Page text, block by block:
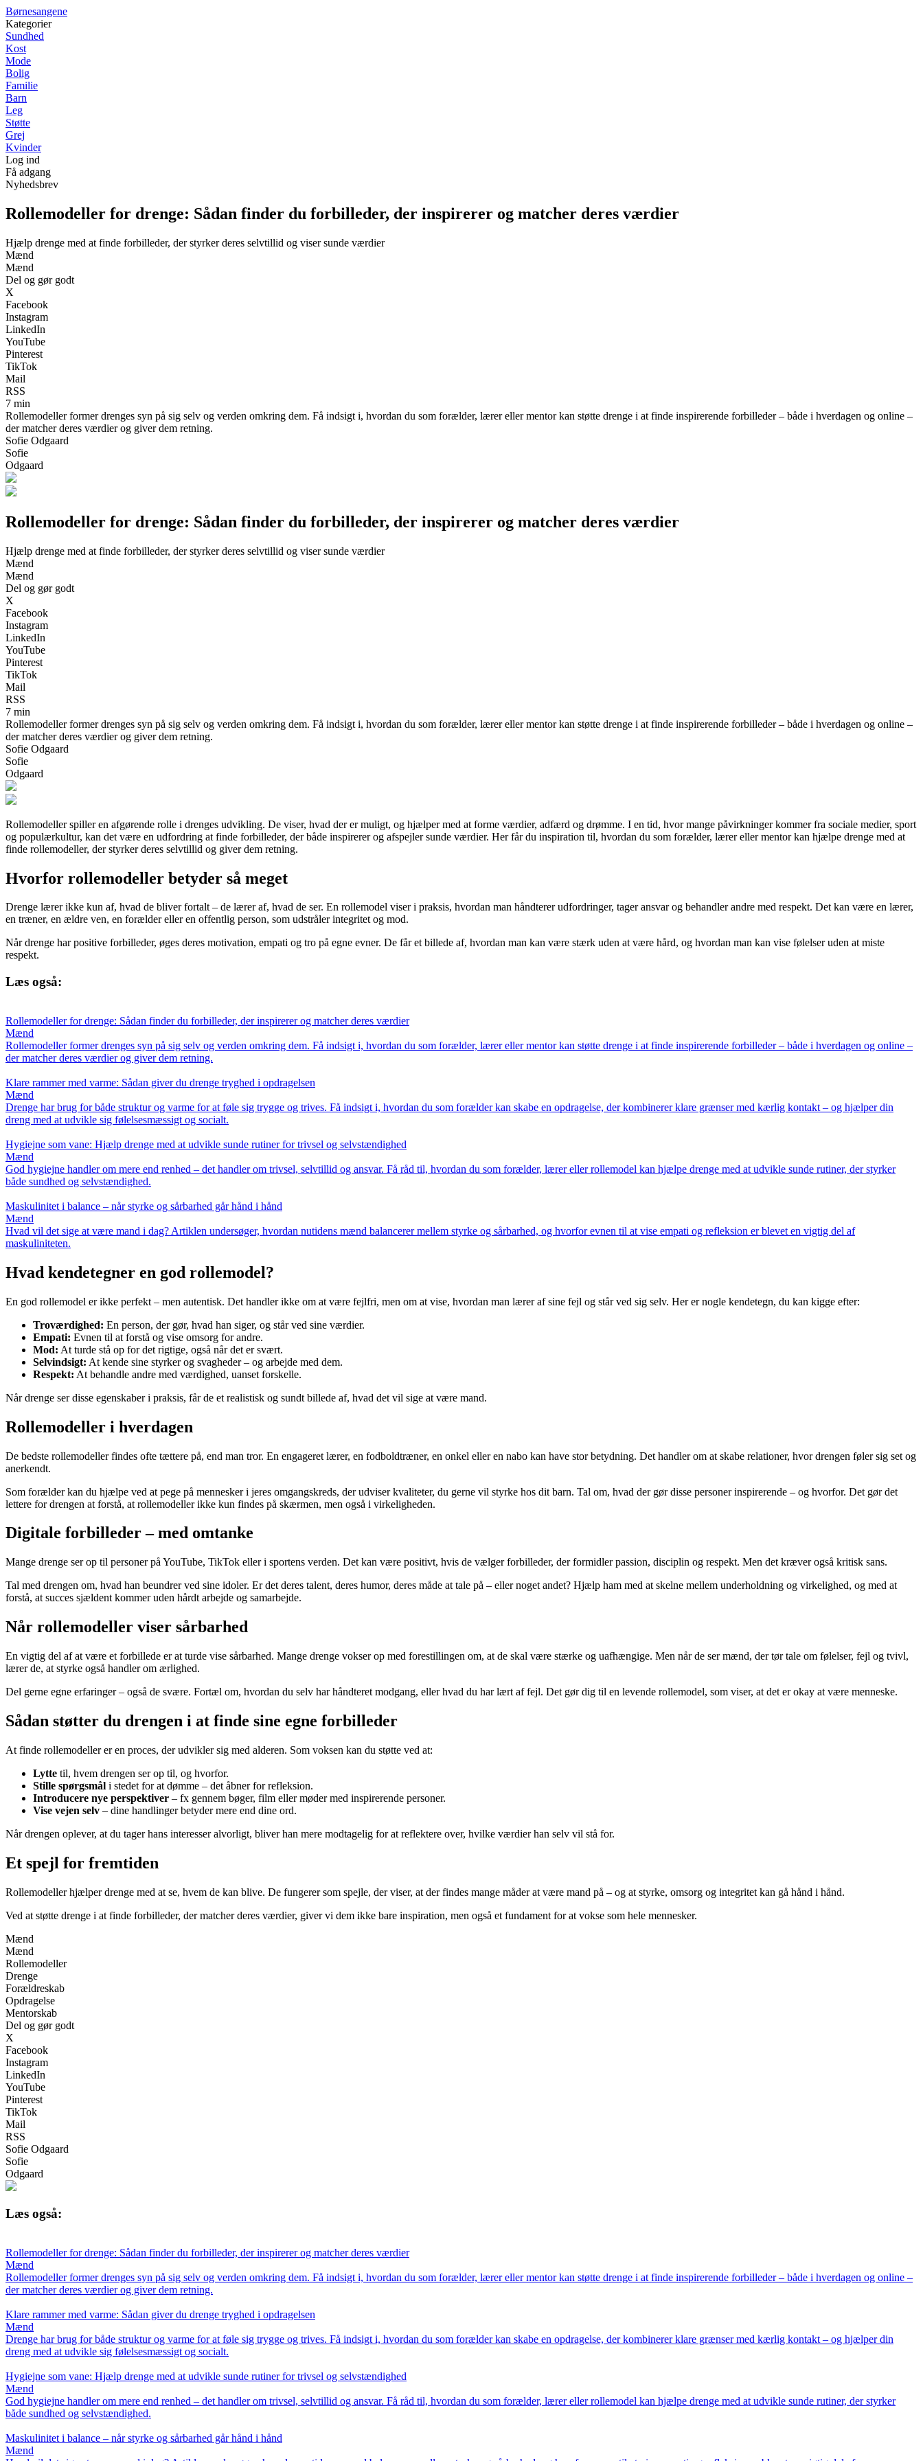
Børnesangene
Kategorier
Sundhed
Kost
Mode
Bolig
Familie
Barn
Leg
Støtte
Grej
Kvinder
Log ind
Få adgang
Nyhedsbrev
Rollemodeller for drenge: Sådan finder du forbilleder, der inspirerer og matcher deres værdier
Hjælp drenge med at finde forbilleder, der styrker deres selvtillid og viser sunde værdier
Mænd
Mænd
Del og gør godt
X
Facebook
Instagram
LinkedIn
YouTube
Pinterest
TikTok
Mail
RSS
7 min
Rollemodeller former drenges syn på sig selv og verden omkring dem. Få indsigt i, hvordan du som forælder, lærer eller mentor kan støtte drenge i at finde inspirerende forbilleder – både i hverdagen og online –
der matcher deres værdier og giver dem retning.
Sofie Odgaard
Sofie
Odgaard
Rollemodeller for drenge: Sådan finder du forbilleder, der inspirerer og matcher deres værdier
Hjælp drenge med at finde forbilleder, der styrker deres selvtillid og viser sunde værdier
Mænd
Mænd
Del og gør godt
X
Facebook
Instagram
LinkedIn
YouTube
Pinterest
TikTok
Mail
RSS
7 min
Rollemodeller former drenges syn på sig selv og verden omkring dem. Få indsigt i, hvordan du som forælder, lærer eller mentor kan støtte drenge i at finde inspirerende forbilleder – både i hverdagen og online –
der matcher deres værdier og giver dem retning.
Sofie Odgaard
Sofie
Odgaard
Rollemodeller spiller en afgørende rolle i drenges udvikling. De viser, hvad der er muligt, og hjælper med at forme værdier, adfærd og drømme. I en tid, hvor mange påvirkninger kommer fra sociale medier, sport
og populærkultur, kan det være en udfordring at finde forbilleder, der både inspirerer og afspejler sunde værdier. Her får du inspiration til, hvordan du som forælder, lærer eller mentor kan hjælpe drenge med at
finde rollemodeller, der styrker deres selvtillid og giver dem retning.
Hvorfor rollemodeller betyder så meget
Drenge lærer ikke kun af, hvad de bliver fortalt – de lærer af, hvad de ser. En rollemodel viser i praksis, hvordan man håndterer udfordringer, tager ansvar og behandler andre med respekt. Det kan være en lærer,
en træner, en ældre ven, en forælder eller en offentlig person, som udstråler integritet og mod.
Når drenge har positive forbilleder, øges deres motivation, empati og tro på egne evner. De får et billede af, hvordan man kan være stærk uden at være hård, og hvordan man kan vise følelser uden at miste
respekt.
Læs også:
Rollemodeller for drenge: Sådan finder du forbilleder, der inspirerer og matcher deres værdier
Mænd
Rollemodeller former drenges syn på sig selv og verden omkring dem. Få indsigt i, hvordan du som forælder, lærer eller mentor kan støtte drenge i at finde inspirerende forbilleder – både i hverdagen og online –
der matcher deres værdier og giver dem retning.
Klare rammer med varme: Sådan giver du drenge tryghed i opdragelsen
Mænd
Drenge har brug for både struktur og varme for at føle sig trygge og trives. Få indsigt i, hvordan du som forælder kan skabe en opdragelse, der kombinerer klare grænser med kærlig kontakt – og hjælper din
dreng med at udvikle sig følelsesmæssigt og socialt.
Hygiejne som vane: Hjælp drenge med at udvikle sunde rutiner for trivsel og selvstændighed
Mænd
God hygiejne handler om mere end renhed – det handler om trivsel, selvtillid og ansvar. Få råd til, hvordan du som forælder, lærer eller rollemodel kan hjælpe drenge med at udvikle sunde rutiner, der styrker
både sundhed og selvstændighed.
Maskulinitet i balance – når styrke og sårbarhed går hånd i hånd
Mænd
Hvad vil det sige at være mand i dag? Artiklen undersøger, hvordan nutidens mænd balancerer mellem styrke og sårbarhed, og hvorfor evnen til at vise empati og refleksion er blevet en vigtig del af
maskuliniteten.
Hvad kendetegner en god rollemodel?
En god rollemodel er ikke perfekt – men autentisk. Det handler ikke om at være fejlfri, men om at vise, hvordan man lærer af sine fejl og står ved sig selv. Her er nogle kendetegn, du kan kigge efter:
Troværdighed: En person, der gør, hvad han siger, og står ved sine værdier.
Empati: Evnen til at forstå og vise omsorg for andre.
Mod: At turde stå op for det rigtige, også når det er svært.
Selvindsigt: At kende sine styrker og svagheder – og arbejde med dem.
Respekt: At behandle andre med værdighed, uanset forskelle.
Når drenge ser disse egenskaber i praksis, får de et realistisk og sundt billede af, hvad det vil sige at være mand.
Rollemodeller i hverdagen
De bedste rollemodeller findes ofte tættere på, end man tror. En engageret lærer, en fodboldtræner, en onkel eller en nabo kan have stor betydning. Det handler om at skabe relationer, hvor drengen føler sig set og
anerkendt.
Som forælder kan du hjælpe ved at pege på mennesker i jeres omgangskreds, der udviser kvaliteter, du gerne vil styrke hos dit barn. Tal om, hvad der gør disse personer inspirerende – og hvorfor. Det gør det
lettere for drengen at forstå, at rollemodeller ikke kun findes på skærmen, men også i virkeligheden.
Digitale forbilleder – med omtanke
Mange drenge ser op til personer på YouTube, TikTok eller i sportens verden. Det kan være positivt, hvis de vælger forbilleder, der formidler passion, disciplin og respekt. Men det kræver også kritisk sans.
Tal med drengen om, hvad han beundrer ved sine idoler. Er det deres talent, deres humor, deres måde at tale på – eller noget andet? Hjælp ham med at skelne mellem underholdning og virkelighed, og med at
forstå, at succes sjældent kommer uden hårdt arbejde og samarbejde.
Når rollemodeller viser sårbarhed
En vigtig del af at være et forbillede er at turde vise sårbarhed. Mange drenge vokser op med forestillingen om, at de skal være stærke og uafhængige. Men når de ser mænd, der tør tale om følelser, fejl og tvivl,
lærer de, at styrke også handler om ærlighed.
Del gerne egne erfaringer – også de svære. Fortæl om, hvordan du selv har håndteret modgang, eller hvad du har lært af fejl. Det gør dig til en levende rollemodel, som viser, at det er okay at være menneske.
Sådan støtter du drengen i at finde sine egne forbilleder
At finde rollemodeller er en proces, der udvikler sig med alderen. Som voksen kan du støtte ved at:
Lytte til, hvem drengen ser op til, og hvorfor.
Stille spørgsmål i stedet for at dømme – det åbner for refleksion.
Introducere nye perspektiver – fx gennem bøger, film eller møder med inspirerende personer.
Vise vejen selv – dine handlinger betyder mere end dine ord.
Når drengen oplever, at du tager hans interesser alvorligt, bliver han mere modtagelig for at reflektere over, hvilke værdier han selv vil stå for.
Et spejl for fremtiden
Rollemodeller hjælper drenge med at se, hvem de kan blive. De fungerer som spejle, der viser, at der findes mange måder at være mand på – og at styrke, omsorg og integritet kan gå hånd i hånd.
Ved at støtte drenge i at finde forbilleder, der matcher deres værdier, giver vi dem ikke bare inspiration, men også et fundament for at vokse som hele mennesker.
Mænd
Mænd
Rollemodeller
Drenge
Forældreskab
Opdragelse
Mentorskab
Del og gør godt
X
Facebook
Instagram
LinkedIn
YouTube
Pinterest
TikTok
Mail
RSS
Sofie Odgaard
Sofie
Odgaard
Læs også:
Rollemodeller for drenge: Sådan finder du forbilleder, der inspirerer og matcher deres værdier
Mænd
Rollemodeller former drenges syn på sig selv og verden omkring dem. Få indsigt i, hvordan du som forælder, lærer eller mentor kan støtte drenge i at finde inspirerende forbilleder – både i hverdagen og online –
der matcher deres værdier og giver dem retning.
Klare rammer med varme: Sådan giver du drenge tryghed i opdragelsen
Mænd
Drenge har brug for både struktur og varme for at føle sig trygge og trives. Få indsigt i, hvordan du som forælder kan skabe en opdragelse, der kombinerer klare grænser med kærlig kontakt – og hjælper din
dreng med at udvikle sig følelsesmæssigt og socialt.
Hygiejne som vane: Hjælp drenge med at udvikle sunde rutiner for trivsel og selvstændighed
Mænd
God hygiejne handler om mere end renhed – det handler om trivsel, selvtillid og ansvar. Få råd til, hvordan du som forælder, lærer eller rollemodel kan hjælpe drenge med at udvikle sunde rutiner, der styrker
både sundhed og selvstændighed.
Maskulinitet i balance – når styrke og sårbarhed går hånd i hånd
Mænd